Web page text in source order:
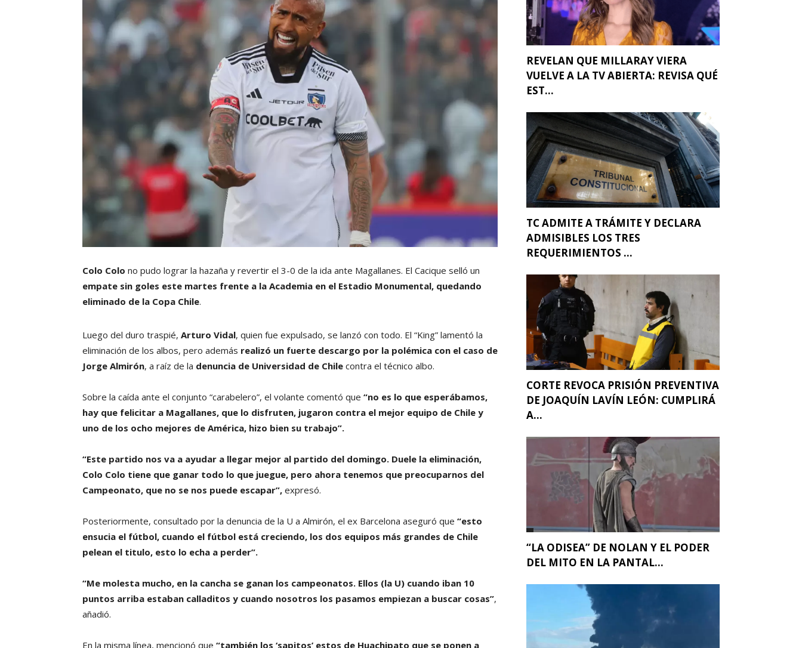
Colo Colo no pudo lograr la hazaña y revertir el 3-0 de la ida ante Magallanes. El Cacique selló un
empate sin goles este martes frente a la Academia en el Estadio Monumental, quedando
eliminado de la Copa Chile.
Luego del duro traspié, Arturo Vidal, quien fue expulsado, se lanzó con todo. El “King” lamentó la
eliminación de los albos, pero además realizó un fuerte descargo por la polémica con el caso de
Jorge Almirón, a raíz de la denuncia de Universidad de Chile contra el técnico albo.
Sobre la caída ante el conjunto “carabelero”, el volante comentó que “no es lo que esperábamos,
hay que felicitar a Magallanes, que lo disfruten, jugaron contra el mejor equipo de Chile y
uno de los ocho mejores de América, hizo bien su trabajo”.
“Este partido nos va a ayudar a llegar mejor al partido del domingo. Duele la eliminación,
Colo Colo tiene que ganar todo lo que juegue, pero ahora tenemos que preocuparnos del
Campeonato, que no se nos puede escapar”, expresó.
Posteriormente, consultado por la denuncia de la U a Almirón, el ex Barcelona aseguró que “esto
ensucia el fútbol, cuando el fútbol está creciendo, los dos equipos más grandes de Chile
pelean el titulo, esto lo echa a perder”.
“Me molesta mucho, en la cancha se ganan los campeonatos. Ellos (la U) cuando iban 10
puntos arriba estaban calladitos y cuando nosotros los pasamos empiezan a buscar cosas”,
añadió.
En la misma línea, mencionó que “también los ‘sapitos’ estos de Huachipato que se ponen a
REVELAN QUE MILLARAY VIERA
VUELVE A LA TV ABIERTA: REVISA QUÉ
EST...
TC ADMITE A TRÁMITE Y DECLARA
ADMISIBLES LOS TRES
REQUERIMIENTOS ...
CORTE REVOCA PRISIÓN PREVENTIVA
DE JOAQUÍN LAVÍN LEÓN: CUMPLIRÁ
A...
“LA ODISEA” DE NOLAN Y EL PODER
DEL MITO EN LA PANTAL...